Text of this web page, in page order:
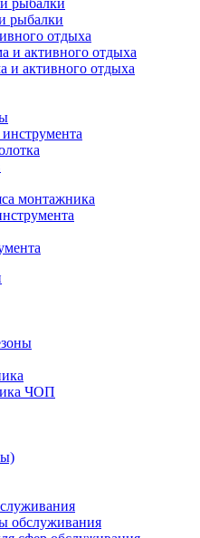
рыбалки
рыбалки
отдыха
и активного отдыха
и активного отдыха
монтажника
ЧОП
обслуживания